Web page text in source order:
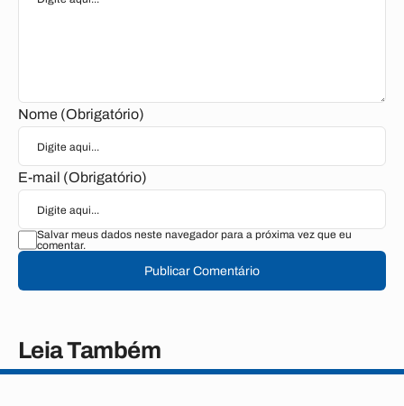
Nome (Obrigatório)
E-mail (Obrigatório)
Salvar meus dados neste navegador para a próxima vez que eu
comentar.
Publicar Comentário
Leia Também